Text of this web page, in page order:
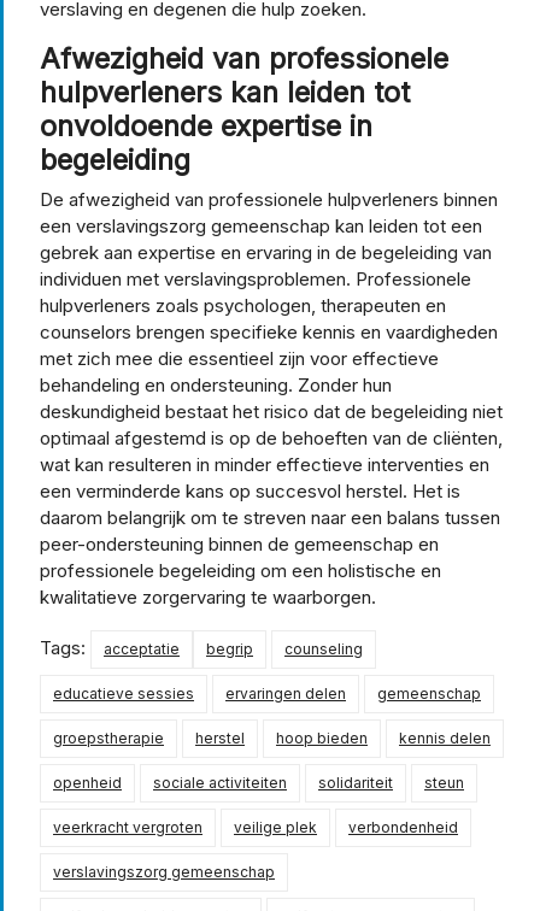
verslaving en degenen die hulp zoeken.
Afwezigheid van professionele
hulpverleners kan leiden tot
onvoldoende expertise in
begeleiding
De afwezigheid van professionele hulpverleners binnen
een verslavingszorg gemeenschap kan leiden tot een
gebrek aan expertise en ervaring in de begeleiding van
individuen met verslavingsproblemen. Professionele
hulpverleners zoals psychologen, therapeuten en
counselors brengen specifieke kennis en vaardigheden
met zich mee die essentieel zijn voor effectieve
behandeling en ondersteuning. Zonder hun
deskundigheid bestaat het risico dat de begeleiding niet
optimaal afgestemd is op de behoeften van de cliënten,
wat kan resulteren in minder effectieve interventies en
een verminderde kans op succesvol herstel. Het is
daarom belangrijk om te streven naar een balans tussen
peer-ondersteuning binnen de gemeenschap en
professionele begeleiding om een holistische en
kwalitatieve zorgervaring te waarborgen.
Tags: acceptatie begrip counseling
educatieve sessies ervaringen delen gemeenschap
groepstherapie herstel hoop bieden kennis delen
openheid sociale activiteiten solidariteit steun
veerkracht vergroten veilige plek verbondenheid
verslavingszorg gemeenschap